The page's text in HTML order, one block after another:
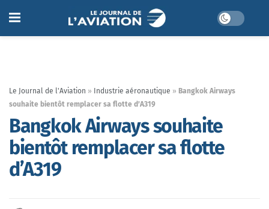
Le Journal de l'Aviation » Industrie aéronautique » Bangkok Airways
souhaite bientôt remplacer sa flotte d’A319
Bangkok Airways souhaite
bientôt remplacer sa flotte
d’A319